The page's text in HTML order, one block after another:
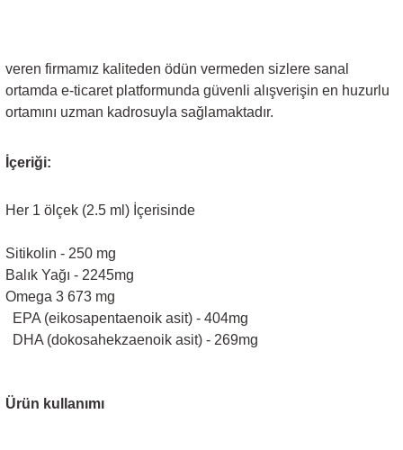
veren firmamız kaliteden ödün vermeden sizlere sanal
ortamda e-ticaret platformunda güvenli alışverişin en huzurlu
ortamını uzman kadrosuyla sağlamaktadır.
İçeriği:
Her 1 ölçek (2.5 ml) İçerisinde
Sitikolin - 250 mg
Balık Yağı - 2245mg
Omega 3 673 mg
EPA (eikosapentaenoik asit) - 404mg
DHA (dokosahekzaenoik asit) - 269mg
Ürün kullanımı